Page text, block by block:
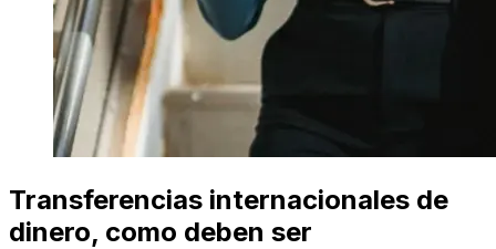
Transferencias internacionales de
dinero, como deben ser